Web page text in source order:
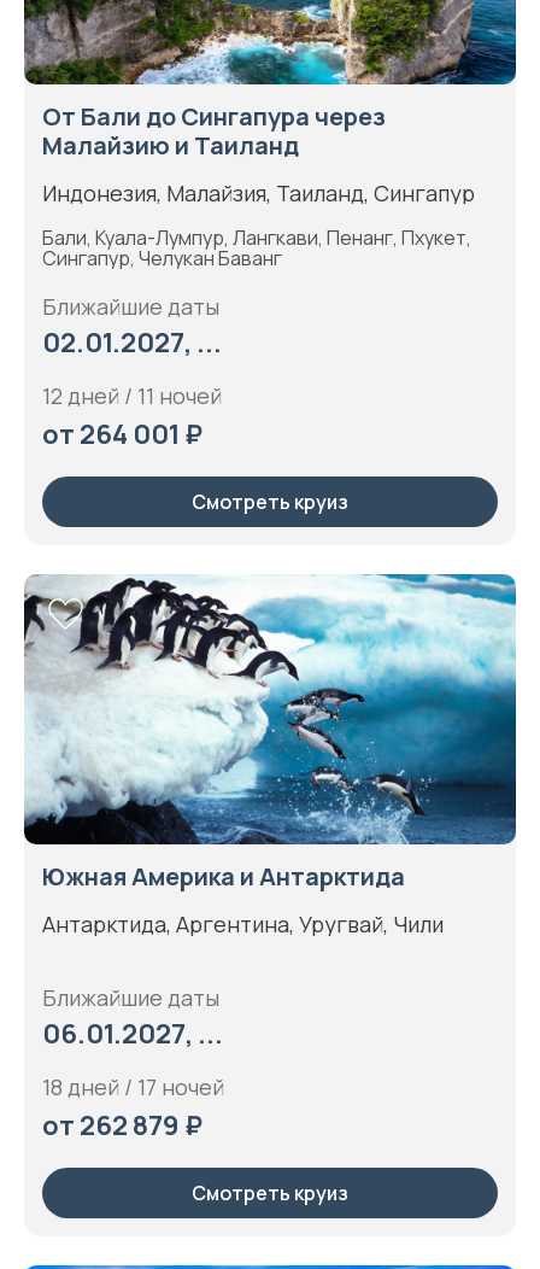
От Бали до Сингапура через
Малайзию и Таиланд
Индонезия, Малайзия, Таиланд, Сингапур
Бали, Куала-Лумпур, Лангкави, Пенанг, Пхукет,
Сингапур, Челукан Баванг
Ближайшие даты
02.01.2027, ...
12 дней / 11 ночей
от 264 001 ₽
Смотреть круиз
Южная Америка и Антарктида
Антарктида, Аргентина, Уругвай, Чили
Ближайшие даты
06.01.2027, ...
18 дней / 17 ночей
от 262 879 ₽
Смотреть круиз